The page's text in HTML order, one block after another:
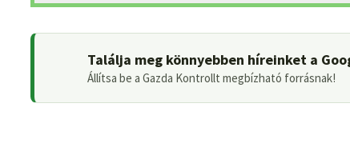
Találja meg könnyebben híreinket a
Állítsa be a Gazda Kontrollt megbízható forrásnak!